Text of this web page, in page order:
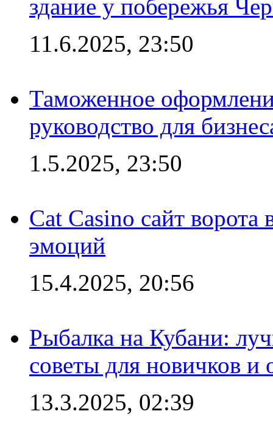
здание у побережья
11.6.2025, 23:50
Таможенное
руководство для
1.5.2025, 23:50
Cat Casino сайт
эмоций
15.4.2025, 20:56
Рыбалка на Кубани:
советы для новичков
13.3.2025, 02:39